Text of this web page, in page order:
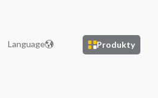
Language Produkty